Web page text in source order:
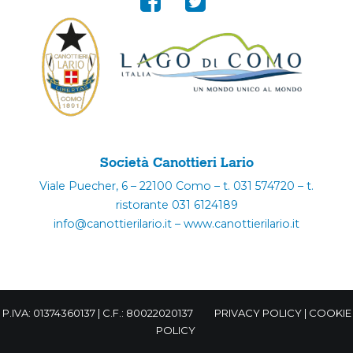
Società Canottieri Lario
Viale Puecher, 6 – 22100 Como – t. 031 574720 – t.
ristorante 031 6124189
info@canottierilario.it – www.canottierilario.it
P.IVA: 01374360137 | C.F.: 80022020137 PRIVACY POLICY| COOKIE
POLICY